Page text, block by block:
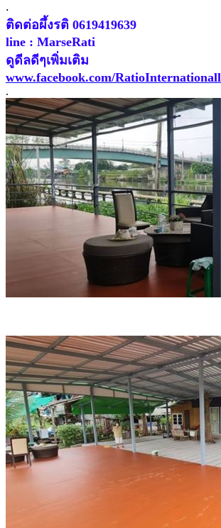
.
ติดต่อผึ้งรติ 0619419639
line : MarseRati
ดูดีลดีๆเพิ่มเติม
www.facebook.com/RatioInternationall
.